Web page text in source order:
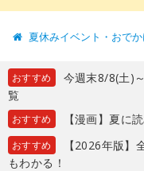
夏休みイベント・おで
おすすめ
今週末8/8(土)
覧
おすすめ 【漫画】夏に
おすすめ
【2026年版】
もわかる！